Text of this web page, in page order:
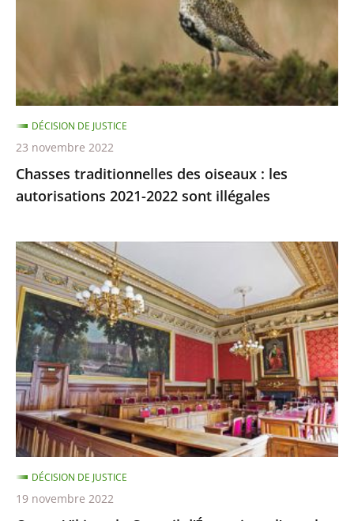
2022
sont
illégales
Chasses traditionnelles des oiseaux : les
autorisations 2021-2022 sont illégales
DÉCISION DE JUSTICE
23 novembre 2022
Ocean
Viking
:
le
Conseil
d’État
rejette
l’appel
demandant
qu’il
soit
mis
fin,
DÉCISION DE JUSTICE
19 novembre 2022